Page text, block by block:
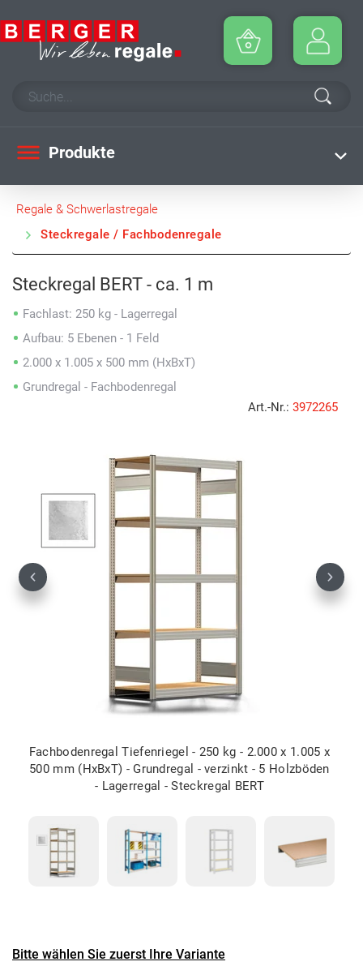
Produkte
Regale & Schwerlastregale
Steckregale / Fachbodenregale
Steckregal BERT - ca. 1 m
Fachlast: 250 kg - Lagerregal
Aufbau: 5 Ebenen - 1 Feld
2.000 x 1.005 x 500 mm (HxBxT)
Grundregal - Fachbodenregal
Art.-Nr.: 3972265
Fachbodenregal Tiefenriegel - 250 kg - 2.000 x 1.005 x
500 mm (HxBxT) - Grundregal - verzinkt - 5 Holzböden
- Lagerregal - Steckregal BERT
Previous Next
Bitte wählen Sie zuerst Ihre Variante